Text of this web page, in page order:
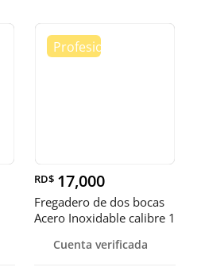
RD$ 17,000
Fregadero de dos bocas
Acero Inoxidable calibre 1
Cuenta verificada